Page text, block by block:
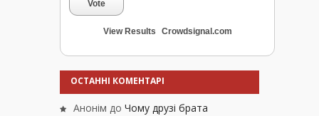
Vote
View Results Crowdsignal.com
ОСТАННІ КОМЕНТАРІ
Анонім до Чому друзі брата